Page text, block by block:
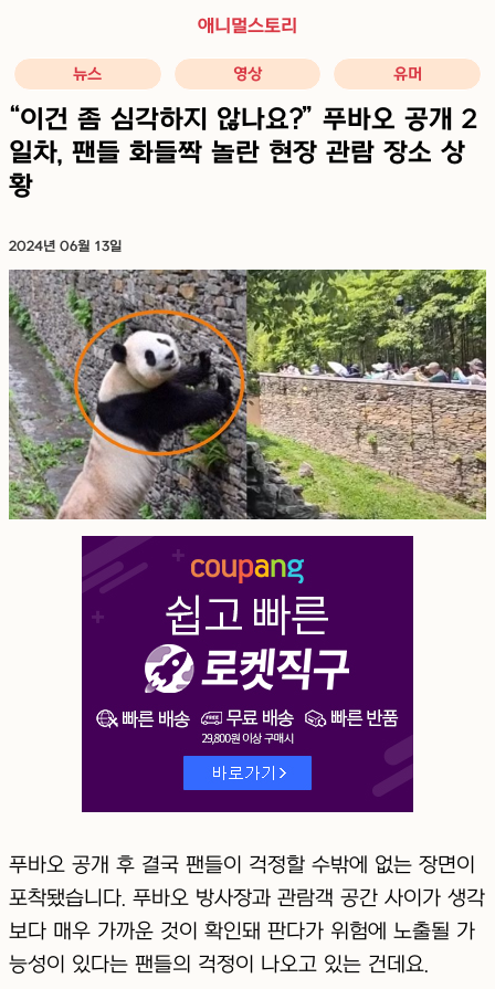
애니멀스토리
뉴스 영상 유머
“이건 좀 심각하지 않나요?” 푸바오 공개 2
일차, 팬들 화들짝 놀란 현장 관람 장소 상
황
2024년 06월 13일
푸바오 공개 후 결국 팬들이 걱정할 수밖에 없는 장면이
포착됐습니다. 푸바오 방사장과 관람객 공간 사이가 생각
보다 매우 가까운 것이 확인돼 판다가 위험에 노출될 가
능성이 있다는 팬들의 걱정이 나오고 있는 건데요.